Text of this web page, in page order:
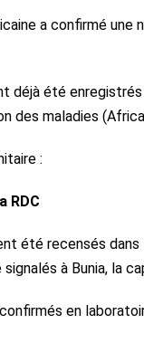
a confirmé une
été
maladies (Africa
:
RDC
été recensés
à Bunia, la
en